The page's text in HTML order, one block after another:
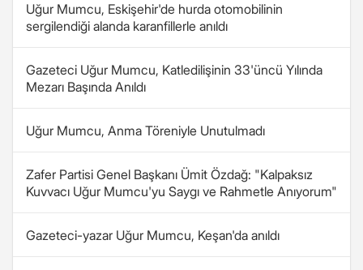
Uğur Mumcu, Eskişehir'de hurda otomobilinin
sergilendiği alanda karanfillerle anıldı
Gazeteci Uğur Mumcu, Katledilişinin 33'üncü Yılında
Mezarı Başında Anıldı
Uğur Mumcu, Anma Töreniyle Unutulmadı
Zafer Partisi Genel Başkanı Ümit Özdağ: "Kalpaksız
Kuvvacı Uğur Mumcu'yu Saygı ve Rahmetle Anıyorum"
Gazeteci-yazar Uğur Mumcu, Keşan'da anıldı